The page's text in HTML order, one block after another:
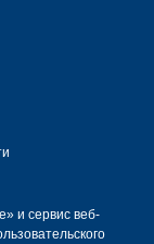
и сервис веб-